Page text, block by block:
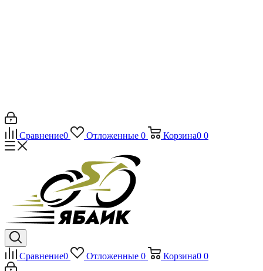
Сравнение0 Отложенные 0 Корзина0 0
Сравнение0 Отложенные 0 Корзина0 0